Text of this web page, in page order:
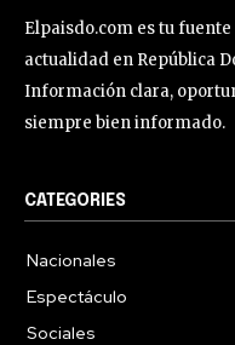
Elpaisdo.com es tu
actualidad en República
Información clara,
siempre bien informado.
CATEGORIES
Nacionales
Espectáculo
Sociales